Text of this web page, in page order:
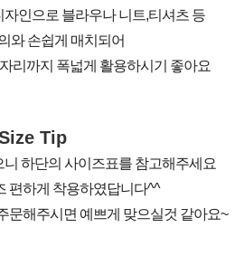
인으로 블라우나 니트,티셔츠 등
와 손쉽게 매치되어
리까지 폭넓게 활용하시기 좋아요
Tip
니 하단의 사이즈표를 참고해주세요
편하게 착용하였답니다^^
문해주시면 예쁘게 맞으실것 같아요~